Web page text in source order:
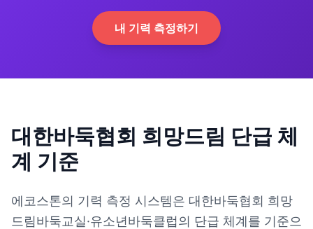
내 기력 측정하기
대한바둑협회 희망드림 단급 체
계 기준
에코스톤의 기력 측정 시스템은 대한바둑협회 희망
드림바둑교실·유소년바둑클럽의 단급 체계를 기준으